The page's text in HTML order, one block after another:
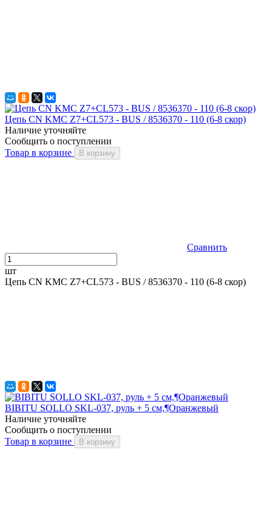
Цепь CN KMC Z7+CL573 - BUS / 8536370 - 110 (6-8 скор)
Наличие уточняйте
Сообщить о поступлении
Товар в корзине
В корзину
Сравнить
шт
Цепь CN KMC Z7+CL573 - BUS / 8536370 - 110 (6-8 скор)
BIBITU SOLLO SKL-037, руль + 5 см,¶Оранжевый
Наличие уточняйте
Сообщить о поступлении
Товар в корзине
В корзину